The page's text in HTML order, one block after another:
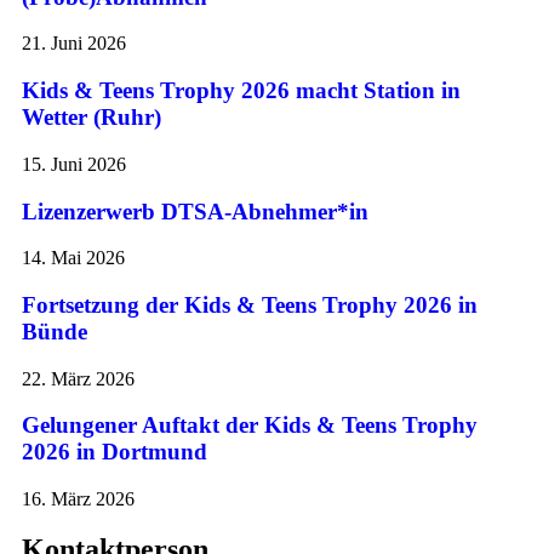
21. Juni 2026
Kids & Teens Trophy 2026 macht Station in
Wetter (Ruhr)
15. Juni 2026
Lizenzerwerb DTSA-Abnehmer*in
14. Mai 2026
Fortsetzung der Kids & Teens Trophy 2026 in
Bünde
22. März 2026
Gelungener Auftakt der Kids & Teens Trophy
2026 in Dortmund
16. März 2026